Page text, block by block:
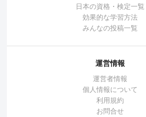
日本の資格・検定一覧
効果的な学習方法
みんなの投稿一覧
運営情報
運営者情報
個人情報について
利用規約
お問合せ